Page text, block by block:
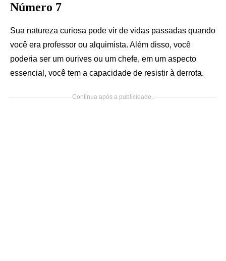
Número 7
Sua natureza curiosa pode vir de vidas passadas quando
você era professor ou alquimista. Além disso, você
poderia ser um ourives ou um chefe, em um aspecto
essencial, você tem a capacidade de resistir à derrota.
Continua após a publicidade..